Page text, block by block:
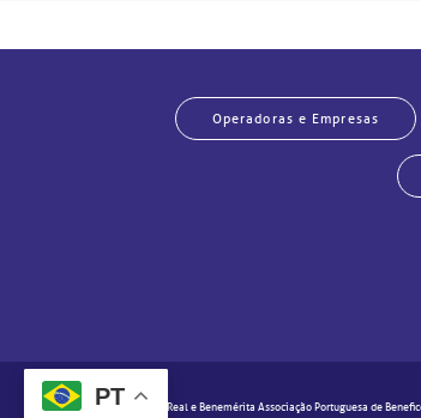
Operadoras e Empresas
© 2020 - Real e Benemérita Associação Portuguesa de
PT